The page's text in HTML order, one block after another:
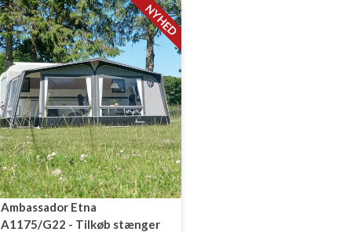
Ambassador Etna
A1175/G22 - Tilkøb stænger
NYHED